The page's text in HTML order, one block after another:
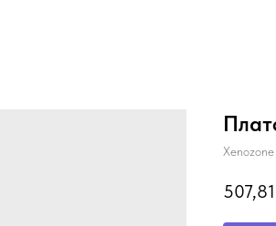
Xenozone
507,81